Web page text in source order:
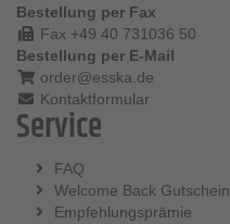
Bestellung per Fax
Fax +49 40 731036 50
Bestellung per E-Mail
order@esska.de
Kontaktformular
Service
FAQ
Welcome Back Gutschein
Empfehlungsprämie